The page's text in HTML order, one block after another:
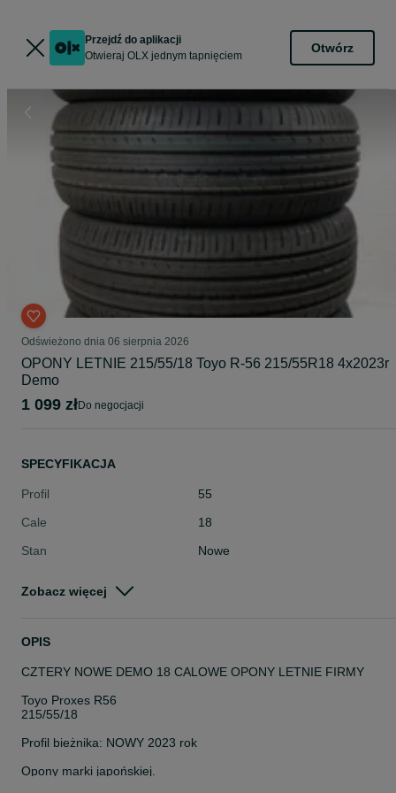
Przejdź do aplikacji
Otwieraj OLX jednym tapnięciem
Otwórz
Odświeżono dnia 06 sierpnia 2026
OPONY LETNIE 215/55/18 Toyo R-56 215/55R18 4x2023r
Demo
1 099 zł do negocjacji
SPECYFIKACJA
Profil
55
Cale
18
Stan
Nowe
Szerokość
Zobacz więcej
OPIS
CZTERY NOWE DEMO 18 CALOWE OPONY LETNIE FIRMY
Toyo Proxes R56
215/55/18
Profil bieżnika: NOWY 2023 rok
Opony marki japońskiej.